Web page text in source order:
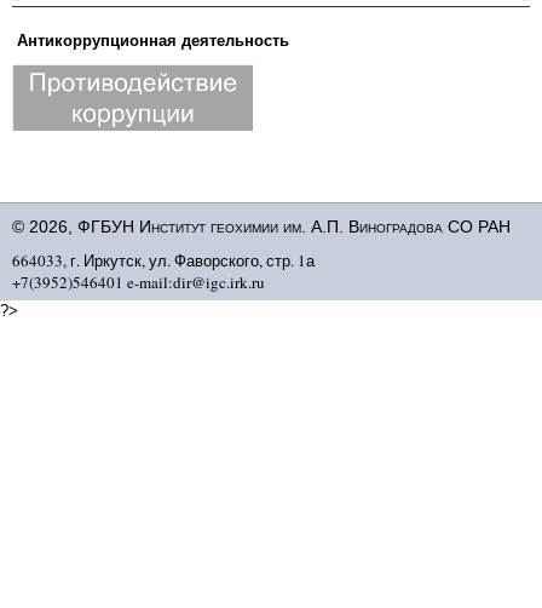
Антикоррупционная деятельность
© 2026, ФГБУН Институт геохимии им. А.П. Виноградова СО РАН
664033, г. Иркутск, ул. Фаворского, стр. 1а
+7(3952)546401 e-mail:dir@igc.irk.ru
?>